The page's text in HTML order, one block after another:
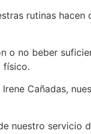
rutinas
o no beber
físico.
Cañadas,
nuestro servicio